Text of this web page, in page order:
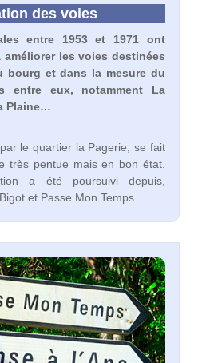
des voies
entre 1953 et 1971 ont
améliorer les voies destinées
bourg et dans la mesure du
entre eux, notamment La
Plaine…
le quartier la Pagerie, se fait
très pentue mais en bon état.
a été poursuivi depuis,
et Passe Mon Temps.